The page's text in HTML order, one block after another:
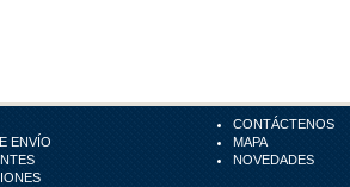
ENVÍO
CONTÁCTENOS
MAPA
NOVEDADES